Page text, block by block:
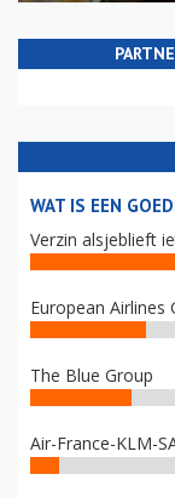
WAT IS EEN
Verzin alsjeblieft
European Airlines
The Blue Group
Air-France-KLM-